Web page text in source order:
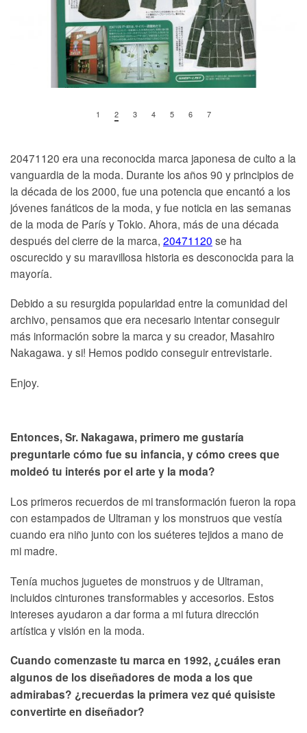
1 2 3 4 5 6 7
20471120 era una reconocida marca japonesa de culto a la
vanguardia de la moda. Durante los años 90 y principios de
la década de los 2000, fue una potencia que encantó a los
jóvenes fanáticos de la moda, y fue noticia en las semanas
de la moda de París y Tokio. Ahora, más de una década
después del cierre de la marca, 20471120 se ha
oscurecido y su maravillosa historia es desconocida para la
mayoría.
Debido a su resurgida popularidad entre la comunidad del
archivo, pensamos que era necesario intentar conseguir
más información sobre la marca y su creador, Masahiro
Nakagawa. y si! Hemos podido conseguir entrevistarle.
Enjoy.
Entonces, Sr. Nakagawa, primero me gustaría
preguntarle cómo fue su infancia, y cómo crees que
moldeó tu interés por el arte y la moda?
Los primeros recuerdos de mi transformación fueron la ropa
con estampados de Ultraman y los monstruos que vestía
cuando era niño junto con los suéteres tejidos a mano de
mi madre.
Tenía muchos juguetes de monstruos y de Ultraman,
incluidos cinturones transformables y accesorios. Estos
intereses ayudaron a dar forma a mi futura dirección
artística y visión en la moda.
Cuando comenzaste tu marca en 1992, ¿cuáles eran
algunos de los diseñadores de moda a los que
admirabas? ¿recuerdas la primera vez qué quisiste
convertirte en diseñador?